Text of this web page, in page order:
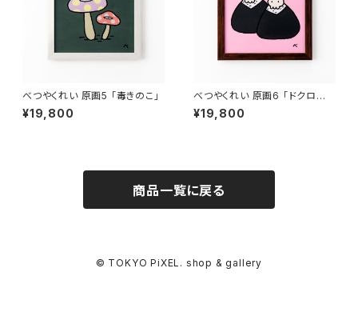
べつやくれい 原画5 「毒きのこ」
¥19,800
べつやくれい 原画6 「ドクロお
にぎり」
¥19,800
商品一覧に戻る
© TOKYO PiXEL. shop & gallery